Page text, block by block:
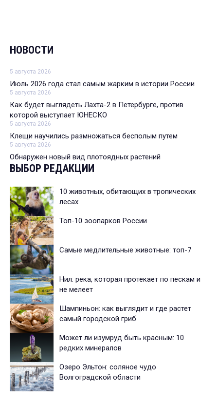
НОВОСТИ
5 августа 2026
Июль 2026 года стал самым жарким в истории России
5 августа 2026
Как будет выглядеть Лахта-2 в Петербурге, против
которой выступает ЮНЕСКО
5 августа 2026
Клещи научились размножаться бесполым путем
5 августа 2026
Обнаружен новый вид плотоядных растений
ВЫБОР РЕДАКЦИИ
10 животных, обитающих в тропических
лесах
Топ-10 зоопарков России
Самые медлительные животные: топ-7
Нил: река, которая протекает по пескам и
не мелеет
Шампиньон: как выглядит и где растет
самый городской гриб
Может ли изумруд быть красным: 10
редких минералов
Озеро Эльтон: соляное чудо
Волгоградской области